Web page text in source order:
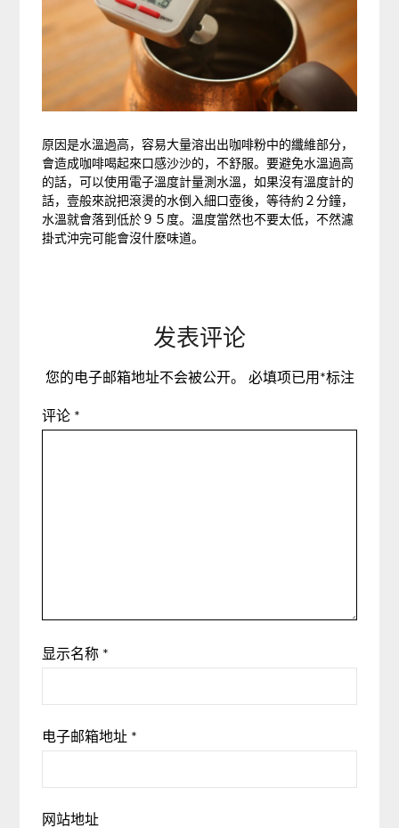
原因是水溫過高，容易大量溶出出咖啡粉中的纖維部分，
會造成咖啡喝起來口感沙沙的，不舒服。要避免水溫過高
的話，可以使用電子溫度計量測水溫，如果沒有溫度計的
話，壹般來說把滾燙的水倒入細口壺後，等待約２分鐘，
水溫就會落到低於９５度。溫度當然也不要太低，不然濾
掛式沖完可能會沒什麽味道。
发表评论
您的电子邮箱地址不会被公开。 必填项已用 *标注
评论 *
显示名称 *
电子邮箱地址 *
网站地址